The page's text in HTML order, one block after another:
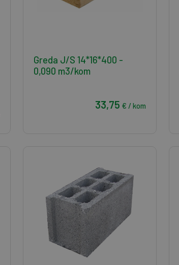
Greda J/S 14*16*400 -
0,090 m3/kom
33,75 € / kom